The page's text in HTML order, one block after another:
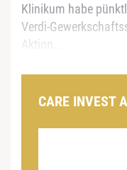
Klinikum habe
Verdi-
Aktion...
CARE INVEST